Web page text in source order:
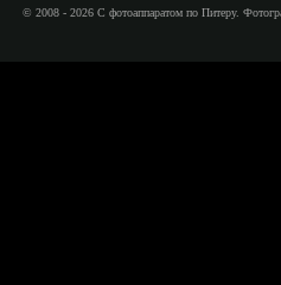
© 2008 - 2026 С фотоаппаратом по Питеру.